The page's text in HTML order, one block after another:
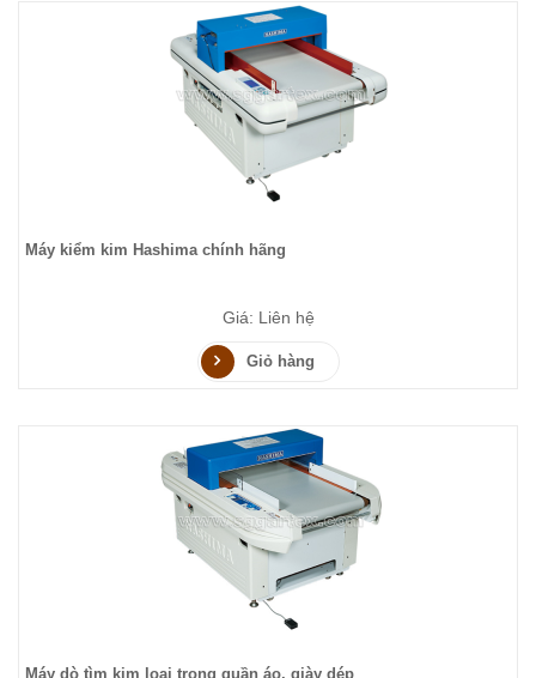
Máy kiểm kim Hashima chính hãng
Giá: Liên hệ
Giỏ hàng
Máy dò tìm kim loại trong quần áo, giày dép